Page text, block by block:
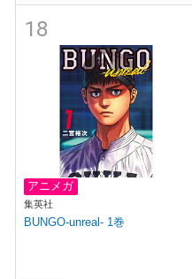
18
アニメガ
集英社
BUNGO-unreal- 1巻